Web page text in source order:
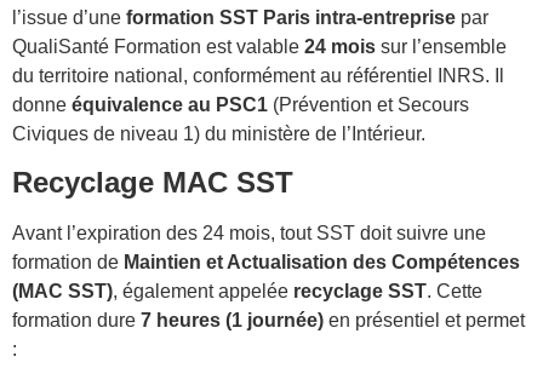
l’issue d’une formation SST Paris intra-entreprise par
QualiSanté Formation est valable 24 mois sur l’ensemble
du territoire national, conformément au référentiel INRS. Il
donne équivalence au PSC1 (Prévention et Secours
Civiques de niveau 1) du ministère de l’Intérieur.
Recyclage MAC SST
Avant l’expiration des 24 mois, tout SST doit suivre une
formation de Maintien et Actualisation des Compétences
(MAC SST), également appelée recyclage SST. Cette
formation dure 7 heures (1 journée) en présentiel et permet
: